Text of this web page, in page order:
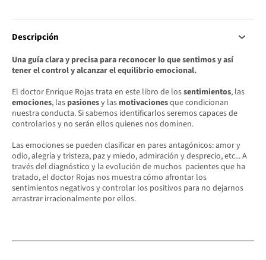
Descripción
Una guía clara y precisa para reconocer lo que sentimos y así
tener el control y alcanzar el equilibrio emocional.
El doctor Enrique Rojas trata en este libro de lossentimientos, las
emociones, las pasionesy las motivacionesque condicionan
nuestra conducta. Si sabemos identificarlos seremos capaces de
controlarlos y no serán ellos quienes nos dominen.
Las emociones se pueden clasificar en pares antagónicos: amor y
odio, alegría y tristeza, paz y miedo, admiración y desprecio, etc... A
través del diagnóstico y la evolución de muchos pacientes que ha
tratado, el doctor Rojas nos muestra cómo afrontar los
sentimientos negativos y controlar los positivos para no dejarnos
arrastrar irracionalmente por ellos.